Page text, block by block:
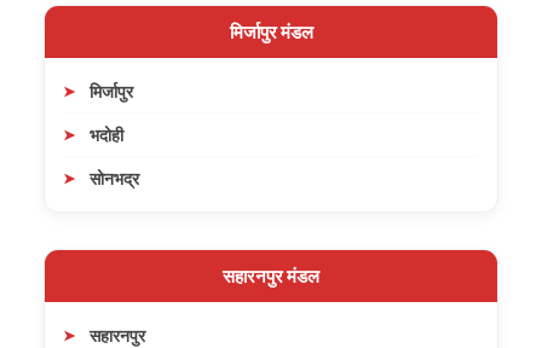
मिर्जापुर मंडल
मिर्जापुर
भदोही
सोनभद्र
सहारनपुर मंडल
सहारनपुर